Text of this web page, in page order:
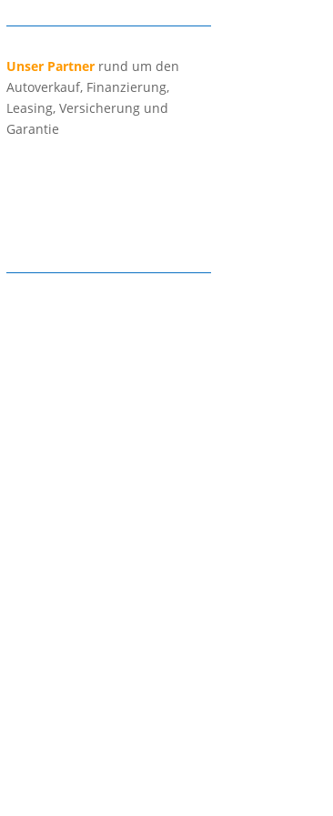
Unser Partner rund um den
Autoverkauf, Finanzierung,
Leasing, Versicherung und
Garantie